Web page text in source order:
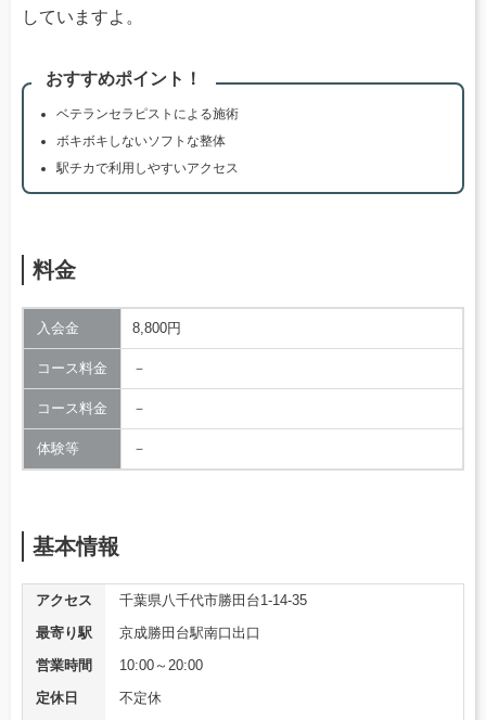
していますよ。
おすすめポイント！
ベテランセラピストによる施術
ボキボキしないソフトな整体
駅チカで利用しやすいアクセス
料金
入会金 8,800円
コース料金 －
コース料金 －
体験等 －
基本情報
アクセス
千葉県八千代市勝田台1-14-35
最寄り駅
京成勝田台駅南口出口
営業時間
10:00～20:00
定休日
不定休